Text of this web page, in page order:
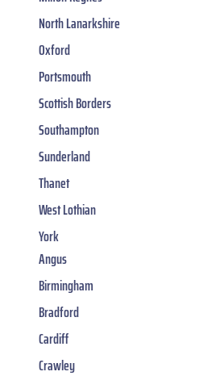
North Lanarkshire
Oxford
Portsmouth
Scottish Borders
Southampton
Sunderland
Thanet
West Lothian
York
Angus
Birmingham
Bradford
Cardiff
Crawley